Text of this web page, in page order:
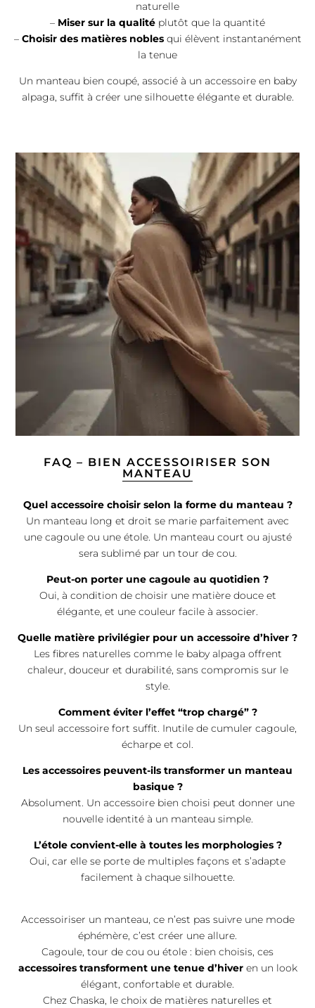
naturelle
– Miser sur la qualité plutôt que la quantité
– Choisir des matières noblesqui élèvent instantanément
la tenue
Un manteau bien coupé, associé à un accessoire en baby
alpaga, suffit à créer une silhouette élégante et durable.
FAQ – BIEN ACCESSOIRISER SON
MANTEAU
Quel accessoire choisir selon la forme du manteau ?
Un manteau long et droit se marie parfaitement avec
une cagoule ou une étole. Un manteau court ou ajusté
sera sublimé par un tour de cou.
Peut-on porter une cagoule au quotidien ?
Oui, à condition de choisir une matière douce et
élégante, et une couleur facile à associer.
Quelle matière privilégier pour un accessoire d’hiver ?
Les fibres naturelles comme le baby alpaga offrent
chaleur, douceur et durabilité, sans compromis sur le
style.
Comment éviter l’effet “trop chargé” ?
Un seul accessoire fort suffit. Inutile de cumuler cagoule,
écharpe et col.
Les accessoires peuvent-ils transformer un manteau
basique ?
Absolument. Un accessoire bien choisi peut donner une
nouvelle identité à un manteau simple.
L’étole convient-elle à toutes les morphologies ?
Oui, car elle se porte de multiples façons et s’adapte
facilement à chaque silhouette.
Accessoiriser un manteau, ce n’est pas suivre une mode
éphémère, c’est créer une allure.
Cagoule, tour de cou ou étole : bien choisis, ces
accessoires transforment une tenue d’hiveren un look
élégant, confortable et durable.
Chez Chaska, le choix de matières naturelles et